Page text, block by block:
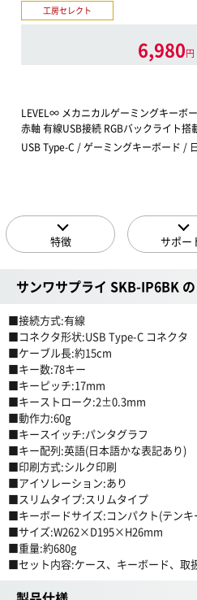
工房セレクト
6,980円
LEVEL∞ メカニカルゲーミングキーボ
赤軸 有線USB接続 RGBバックライト搭
USB Type-C / ゲーミングキーボード /
特徴 サポー
サンワサプライ SKB-IP6BK
■接続方式:有線
■コネクタ形状:USB Type-C コネクタ
■ケーブル長:約15cm
■キー数:78キー
■キーピッチ:17mm
■キーストローク:2±0.3mm
■動作力:60g
■キースイッチ:パンタグラフ
■キー配列:英語(日本語かな表記あり)
■印刷方式:シルク印刷
■アイソレーション:あり
■スリムタイプ:スリムタイプ
■キーボードサイズ:コンパクト(テンキ
■サイズ:W262×D195×H26mm
■重量:約680g
■セット内容:ケース、キーボード、取